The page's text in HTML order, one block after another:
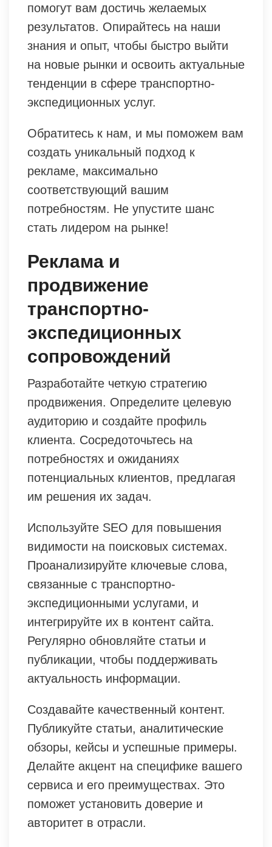
помогут вам достичь желаемых
результатов. Опирайтесь на наши
знания и опыт, чтобы быстро выйти
на новые рынки и освоить актуальные
тенденции в сфере транспортно-
экспедиционных услуг.
Обратитесь к нам, и мы поможем вам
создать уникальный подход к
рекламе, максимально
соответствующий вашим
потребностям. Не упустите шанс
стать лидером на рынке!
Реклама и
продвижение
транспортно-
экспедиционных
сопровождений
Разработайте четкую стратегию
продвижения. Определите целевую
аудиторию и создайте профиль
клиента. Сосредоточьтесь на
потребностях и ожиданиях
потенциальных клиентов, предлагая
им решения их задач.
Используйте SEO для повышения
видимости на поисковых системах.
Проанализируйте ключевые слова,
связанные с транспортно-
экспедиционными услугами, и
интегрируйте их в контент сайта.
Регулярно обновляйте статьи и
публикации, чтобы поддерживать
актуальность информации.
Создавайте качественный контент.
Публикуйте статьи, аналитические
обзоры, кейсы и успешные примеры.
Делайте акцент на специфике вашего
сервиса и его преимуществах. Это
поможет установить доверие и
авторитет в отрасли.